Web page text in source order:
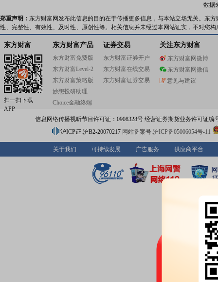
数据
郑重声明： 东方财富网发布此信息的目的在于传播更多信息，与本站立场无关。东
性、完整性、有效性、及时性、原创性等。相关信息并未经过本网站证实，不对您
东方财富
扫一扫下载
APP
东方财富产品
东方财富免费版
东方财富Level-2
东方财富策略版
妙想投研助理
Choice金融终端
证券交易
东方财富证券开户
东方财富在线交易
东方财富证券交易
关注东方财富
东方财富网微博
东方财富网微信
意见与建议
信息网络传播视听节目许可证：0908328号 经营证券期货业务许可证编
沪ICP证:沪B2-20070217 网站备案号:沪ICP备05006054号-11
关于我们 可持续发展 广告服务 供应商平台